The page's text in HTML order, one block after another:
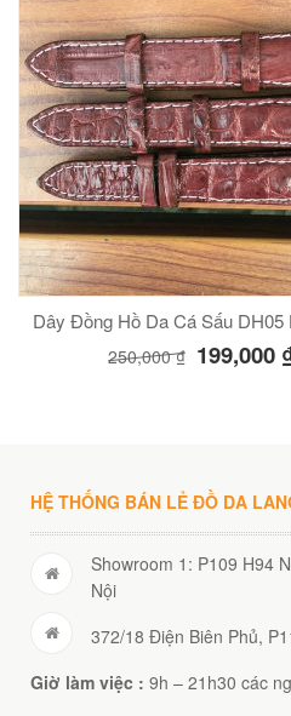
Dây Đồng Hồ Da Cá Sấu DH05
250,000₫ 199,000
HỆ THỐNG BÁN LẺ ĐỒ DA
Showroom 1: P109 H94
Nội
372/18 Điện Biên Phủ,
Giờ làm việc : 9h – 21h30 các